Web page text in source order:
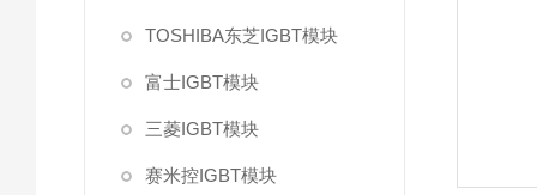
TOSHIBA东芝IGBT模块
富士IGBT模块
三菱IGBT模块
赛米控IGBT模块